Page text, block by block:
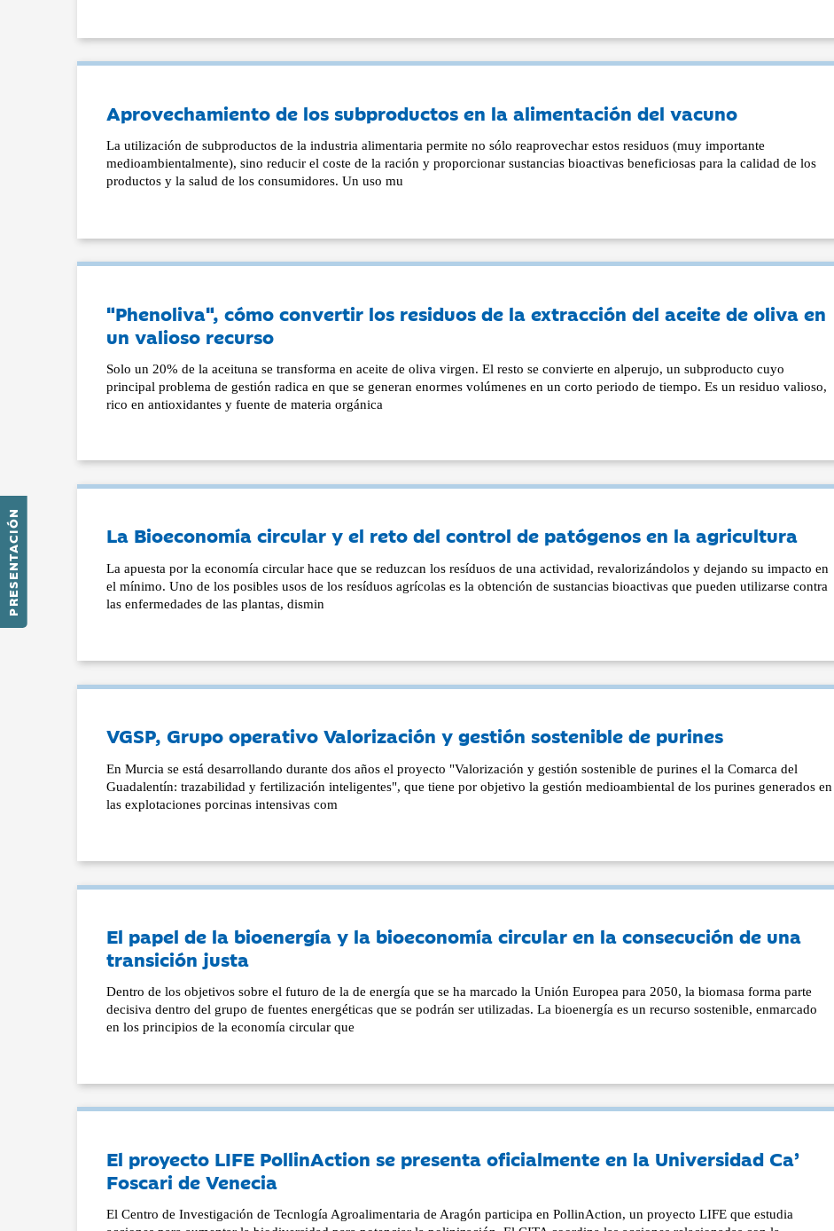
PRESENTACIÓN
Aprovechamiento de los subproductos en la alimentación del vacuno
La utilización de subproductos de la industria alimentaria permite no sólo reaprovechar estos residuos (muy importante
medioambientalmente), sino reducir el coste de la ración y proporcionar sustancias bioactivas beneficiosas para la calidad de los
productos y la salud de los consumidores. Un uso mu
"Phenoliva", cómo convertir los residuos de la extracción del aceite de oliva en
un valioso recurso
Solo un 20% de la aceituna se transforma en aceite de oliva virgen. El resto se convierte en alperujo, un subproducto cuyo
principal problema de gestión radica en que se generan enormes volúmenes en un corto periodo de tiempo. Es un residuo valioso,
rico en antioxidantes y fuente de materia orgánica
La Bioeconomía circular y el reto del control de patógenos en la agricultura
La apuesta por la economía circular hace que se reduzcan los resíduos de una actividad, revalorizándolos y dejando su impacto en
el mínimo. Uno de los posibles usos de los resíduos agrícolas es la obtención de sustancias bioactivas que pueden utilizarse contra
las enfermedades de las plantas, dismin
VGSP, Grupo operativo Valorización y gestión sostenible de purines
En Murcia se está desarrollando durante dos años el proyecto "Valorización y gestión sostenible de purines el la Comarca del
Guadalentín: trazabilidad y fertilización inteligentes", que tiene por objetivo la gestión medioambiental de los purines generados en
las explotaciones porcinas intensivas com
El papel de la bioenergía y la bioeconomía circular en la consecución de una
transición justa
Dentro de los objetivos sobre el futuro de la de energía que se ha marcado la Unión Europea para 2050, la biomasa forma parte
decisiva dentro del grupo de fuentes energéticas que se podrán ser utilizadas. La bioenergía es un recurso sostenible, enmarcado
en los principios de la economía circular que
El proyecto LIFE PollinAction se presenta oficialmente en la Universidad Ca’
Foscari de Venecia
El Centro de Investigación de Tecnlogía Agroalimentaria de Aragón participa en PollinAction, un proyecto LIFE que estudia